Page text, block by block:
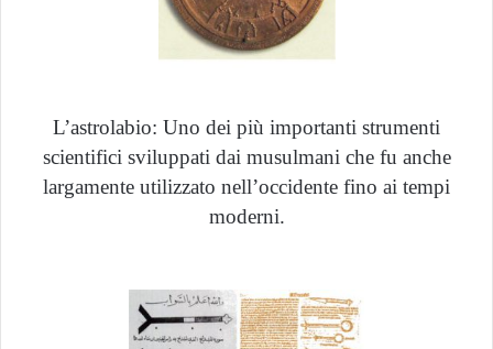
L’astrolabio: Uno dei più importanti strumenti
scientifici sviluppati dai musulmani che fu anche
largamente utilizzato nell’occidente fino ai tempi
moderni.